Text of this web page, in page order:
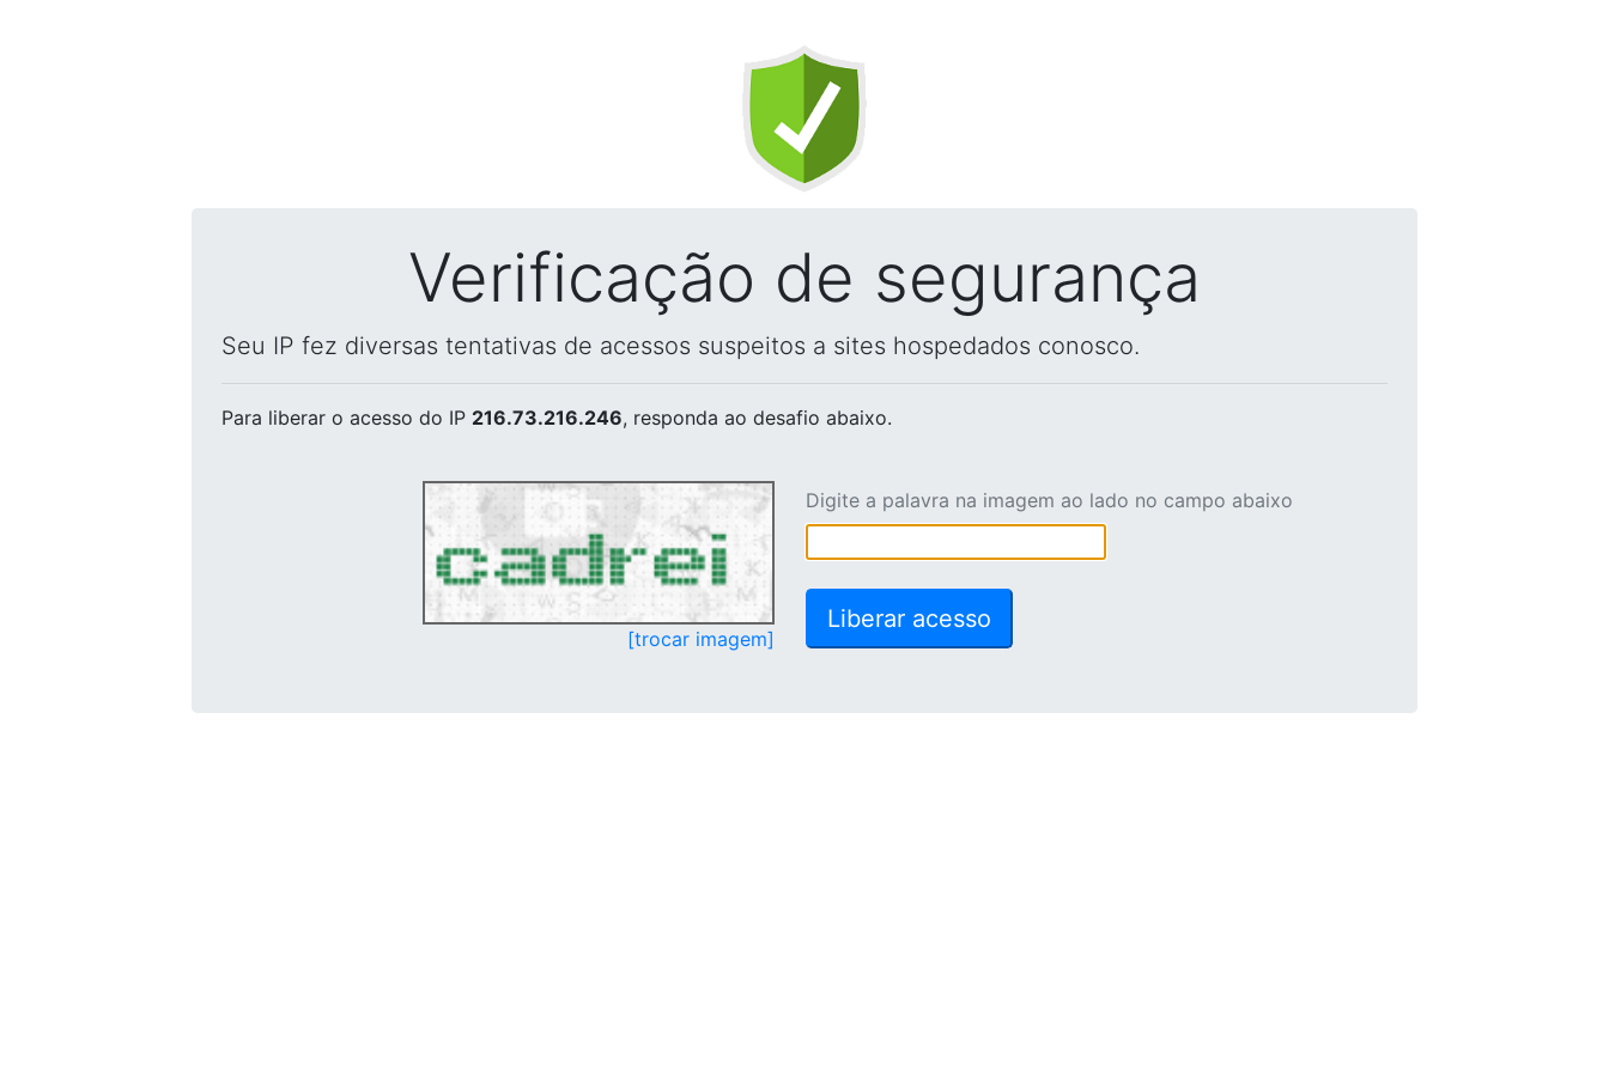
Verificação de segurança
Seu IP fez diversas tentativas de acessos suspeitos a sites hospedados conosco.
Para liberar o acesso do IP 216.73.216.246, responda ao desafio abaixo.
[trocar imagem]
Digite a palavra na imagem ao lado no campo abaixo